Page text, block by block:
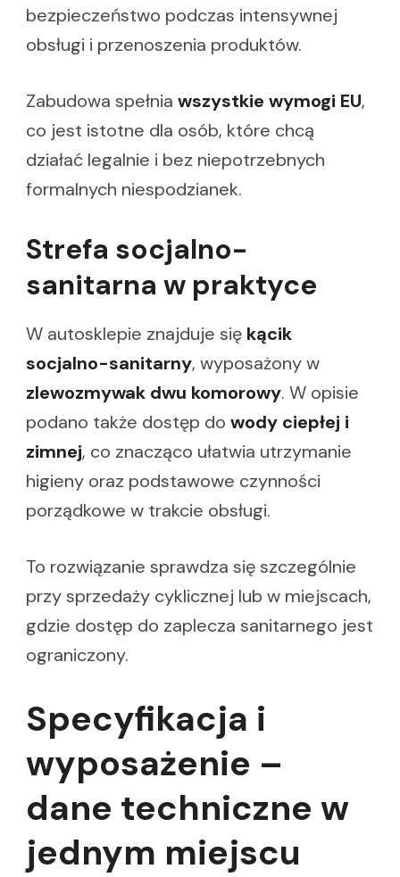
bezpieczeństwo podczas intensywnej
obsługi i przenoszenia produktów.
Zabudowa spełnia wszystkie wymogi EU,
co jest istotne dla osób, które chcą
działać legalnie i bez niepotrzebnych
formalnych niespodzianek.
Strefa socjalno-
sanitarna w praktyce
W autosklepie znajduje się kącik
socjalno-sanitarny, wyposażony w
zlewozmywak dwu komorowy. W opisie
podano także dostęp do wody ciepłej i
zimnej, co znacząco ułatwia utrzymanie
higieny oraz podstawowe czynności
porządkowe w trakcie obsługi.
To rozwiązanie sprawdza się szczególnie
przy sprzedaży cyklicznej lub w miejscach,
gdzie dostęp do zaplecza sanitarnego jest
ograniczony.
Specyfikacja i
wyposażenie –
dane techniczne w
jednym miejscu